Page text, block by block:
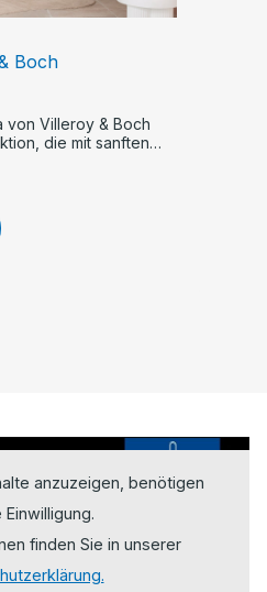
Boch
von Villeroy & Boch
die mit sanften
Flexible Farb- und
Armaturen und
machen Skyla zur
Traumbad.
anzuzeigen, benötigen
Einwilligung.
finden Sie in unserer